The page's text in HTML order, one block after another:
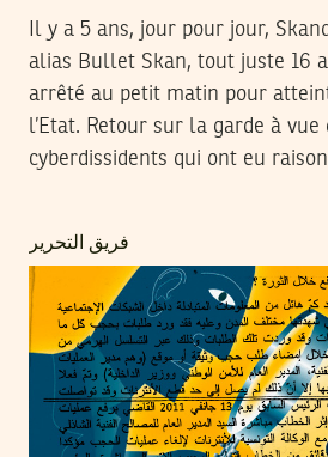
Il y a 5 ans, jour pour jour,
alias Bullet Skan, tout juste 16
arrêté au petit matin pour
l’Etat. Retour sur la garde à
cyberdissidents qui ont eu
فريق التحرير